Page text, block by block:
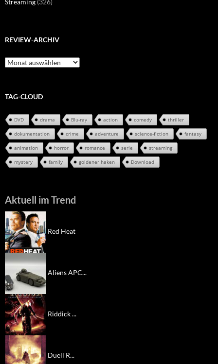
Streaming (326)
REVIEW-ARCHIV
Review-
Archiv
TAG-CLOUD
DVD drama Blu-ray action comedy thriller
dokumentation crime adventure science-fiction fantasy
animation horror romance serie streaming
mystery family goldener haken Download
Aktuell im Trend
Red Heat
Aliens APC...
Riddick ...
Duell R...